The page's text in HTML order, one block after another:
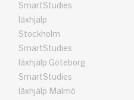
SmartStudies
läxhjälp
Stockholm
SmartStudies
läxhjälp Göteborg
SmartStudies
läxhjälp Malmö